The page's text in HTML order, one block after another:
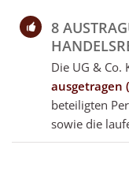
8
Die UG & Co.
ausgetragen
beteiligten
sowie die